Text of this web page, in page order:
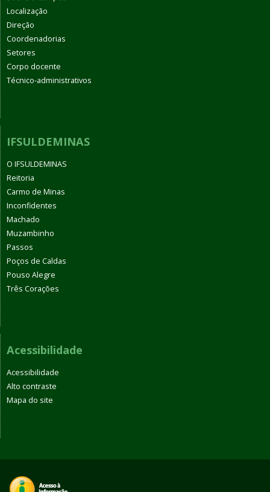
Localização
Direção
Coordenadorias
Setores
Corpo docente
Técnico-administrativos
IFSULDEMINAS
O IFSULDEMINAS
Reitoria
Carmo de Minas
Inconfidentes
Machado
Muzambinho
Passos
Poços de Caldas
Pouso Alegre
Três Corações
Acessibilidade
Acessibilidade
Alto contraste
Mapa do site